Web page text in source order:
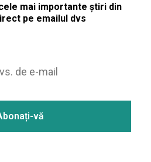
mai importante știri din
pe emailul dvs